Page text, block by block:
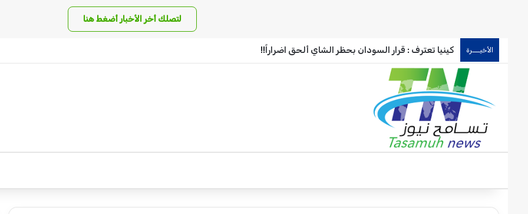
لتصلك أخر الأخبار أضغط هنا
الأخيـــرة كينيا تعترف : قرار السودان بحظر الشاي ألحق اضراراً!!